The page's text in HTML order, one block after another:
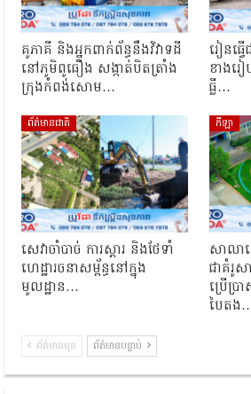
គូភាគី និងអ្នកពាក់ព័ន្ធនឹងវិវាទដី
នៅភូមិពូធឿង សង្កាត់បិតត្រាំង
ក្រុងកំពង់សោម…
រៀនធ្វ
ខាងរ
ធ្លី…
ព័ត៌មានជាតិ
សេវាចាំបាច់ ការស្តារ និងថែទាំ
ហេដ្ឋារចនាសម្ព័ន្ធនៅក្នុង
មូលដ្ឋាន…
កីឡា
សាលា
ជាគំរូ
ប្រើប្រ
បៃតង
ព័ត៌មានមុន ព័ត៌មានបន្ទាប់